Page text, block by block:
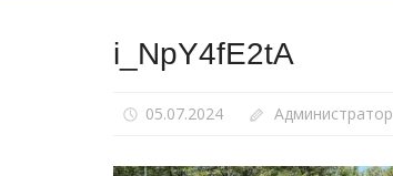
i_NpY4fE2tA
05.07.2024 Администратор